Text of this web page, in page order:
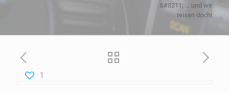
&#8211; ….und wir
reisen doch!
1